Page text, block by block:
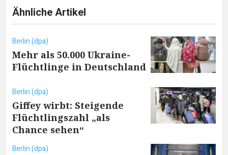
Ähnliche Artikel
Berlin (dpa)
Mehr als 50.000 Ukraine-
Flüchtlinge in Deutschland
Berlin (dpa)
Giffey wirbt: Steigende
Flüchtlingszahl „als
Chance sehen“
Berlin (dpa)